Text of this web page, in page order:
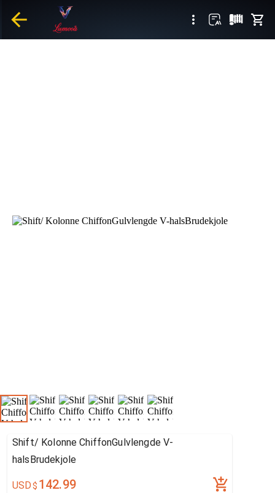
Shift/ Kolonne ChiffonGulvlengde V-
halsBrudekjole
USD$ 142.99